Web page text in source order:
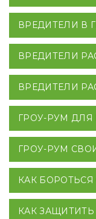
ВРЕДИТЕЛИ В
ВРЕДИТЕЛИ
ВРЕДИТЕЛИ
ГРОУ-РУМ
ГРОУ-РУМ
КАК
КАК